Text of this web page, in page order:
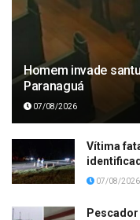
Homem invade
Paranaguá
07/08/2026
Vítima
07/08/2026
Pescador